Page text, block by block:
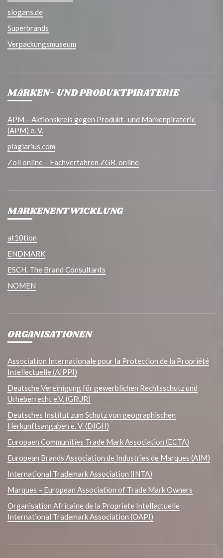
slogans.de
Superbrands
Verpackungsmuseum
MARKEN- UND PRODUKTPIRATERIE
APM – Aktionskreis gegen Produkt- und Markenpiraterie
(APM) e. V.
plagiarius.com
Zoll online – Fachverfahren ZGR-online
MARKENENTWICKLUNG
at10tion
ENDMARK
ESCH. The Brand Consultants
NOMEN
ORGANISATIONEN
Association Internationale pour la Protection de la Propriété
Intellectuelle (AIPPI)
Deutsche Vereinigung für gewerblichen Rechtsschutz und
Urheberrecht e.V. (GRUR)
Deutsches Institut zum Schutz von geographischen
Herkunftsangaben e. V. (DIGH)
Europaen Communities Trade Mark Association (ECTA)
European Brands Association de Industries de Marques (AIM)
International Trademark Association (INTA)
Marques – European Association of Trade Mark Owners
Organisation Africaine de la Propriete Intellectuelle
International Trademark Association (OAPI)